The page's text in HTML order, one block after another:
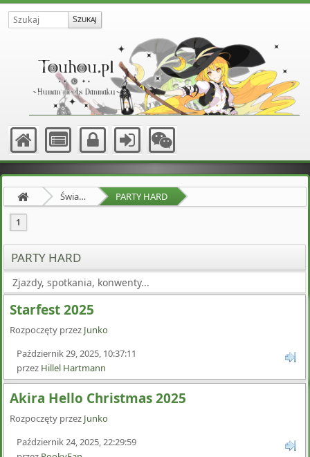
Świat Zewnętrzny PARTY HARD
1
PARTY HARD
Zjazdy, spotkania, konwenty...
Starfest 2025
Rozpoczęty przez Junko
Październik 29, 2025, 10:37:11
przez Hillel Hartmann
Akira Hello Christmas 2025
Rozpoczęty przez Junko
Październik 24, 2025, 22:29:59